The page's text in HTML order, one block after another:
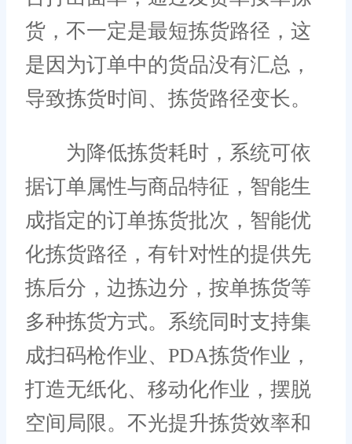
货，不一定是最短拣货路径，这
是因为订单中的货品没有汇总，
导致拣货时间、拣货路径变长。
为降低拣货耗时，系统可依
据订单属性与商品特征，智能生
成指定的订单拣货批次，智能优
化拣货路径，有针对性的提供先
拣后分，边拣边分，按单拣货等
多种拣货方式。系统同时支持集
成扫码枪作业、PDA拣货作业，
打造无纸化、移动化作业，摆脱
空间局限。不光提升拣货效率和